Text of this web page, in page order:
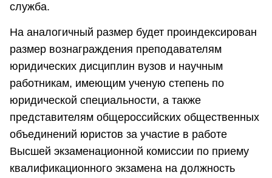
служба.
На аналогичный размер будет проиндексирован
размер вознаграждения преподавателям
юридических дисциплин вузов и научным
работникам, имеющим ученую степень по
юридической специальности, а также
представителям общероссийских общественных
объединений юристов за участие в работе
Высшей экзаменационной комиссии по приему
квалификационного экзамена на должность